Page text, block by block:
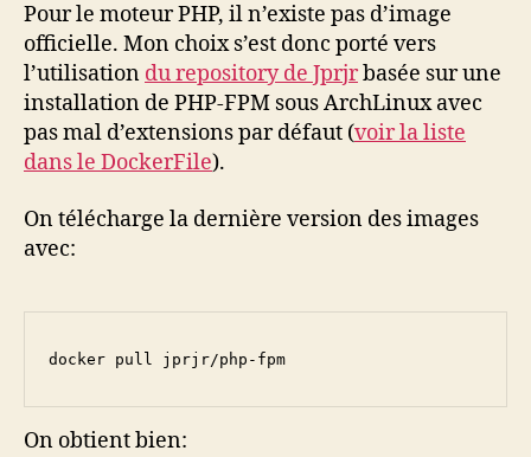
Pour le moteur PHP, il n’existe pas d’image
officielle. Mon choix s’est donc porté vers
l’utilisation du repository de Jprjrbasée sur une
installation de PHP-FPM sous ArchLinux avec
pas mal d’extensions par défaut (voir la liste
dans le DockerFile).
On télécharge la dernière version des images
avec:
docker pull jprjr/php-fpm
On obtient bien: